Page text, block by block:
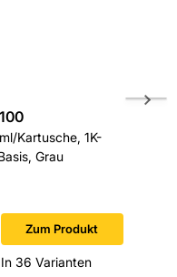
Kartusche, 1K-
Grau
Zum Produkt
In 36 Varianten